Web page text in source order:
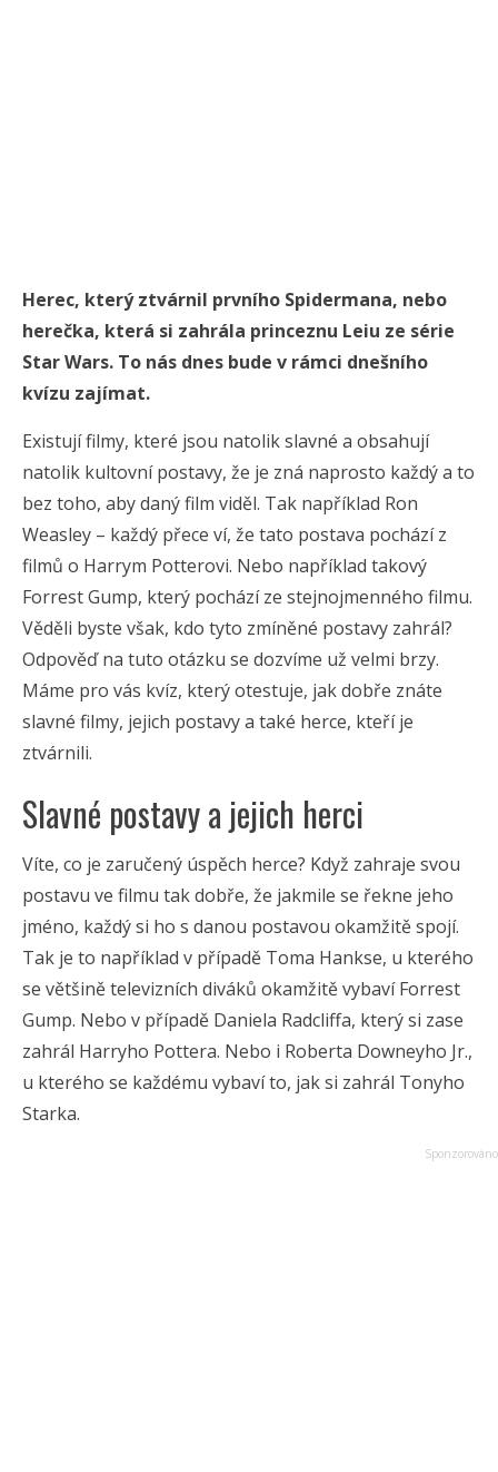
Herec, který ztvárnil prvního Spidermana, nebo
herečka, která si zahrála princeznu Leiu ze série
Star Wars. To nás dnes bude v rámci dnešního
kvízu zajímat.
Existují filmy, které jsou natolik slavné a obsahují
natolik kultovní postavy, že je zná naprosto každý a to
bez toho, aby daný film viděl. Tak například Ron
Weasley – každý přece ví, že tato postava pochází z
filmů o Harrym Potterovi. Nebo například takový
Forrest Gump, který pochází ze stejnojmenného filmu.
Věděli byste však, kdo tyto zmíněné postavy zahrál?
Odpověď na tuto otázku se dozvíme už velmi brzy.
Máme pro vás kvíz, který otestuje, jak dobře znáte
slavné filmy, jejich postavy a také herce, kteří je
ztvárnili.
Slavné postavy a jejich herci
Víte, co je zaručený úspěch herce? Když zahraje svou
postavu ve filmu tak dobře, že jakmile se řekne jeho
jméno, každý si ho s danou postavou okamžitě spojí.
Tak je to například v případě Toma Hankse, u kterého
se většině televizních diváků okamžitě vybaví Forrest
Gump. Nebo v případě Daniela Radcliffa, který si zase
zahrál Harryho Pottera. Nebo i Roberta Downeyho Jr.,
u kterého se každému vybaví to, jak si zahrál Tonyho
Starka.